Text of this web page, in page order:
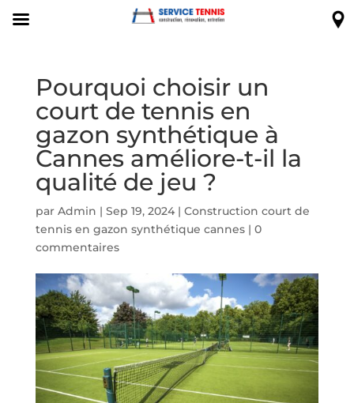
Pourquoi choisir un
court de tennis en
gazon synthétique à
Cannes améliore-t-il la
qualité de jeu ?
par Admin | Sep 19, 2024| Construction court de
tennis en gazon synthétique cannes| 0
commentaires